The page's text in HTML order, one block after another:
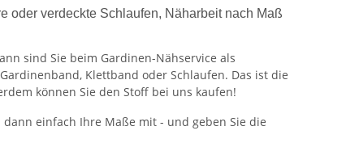
oder verdeckte Schlaufen, Näharbeit nach Maß
sind Sie beim Gardinen-Nähservice als
Klettband oder Schlaufen. Das ist die
können Sie den Stoff bei uns kaufen!
einfach Ihre Maße mit - und geben Sie die